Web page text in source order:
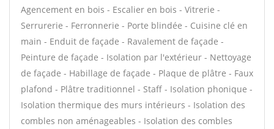
Agencement en bois - Escalier en bois - Vitrerie -
Serrurerie - Ferronnerie - Porte blindée - Cuisine clé en
main - Enduit de façade - Ravalement de façade -
Peinture de façade - Isolation par l'extérieur - Nettoyage
de façade - Habillage de façade - Plaque de plâtre - Faux
plafond - Plâtre traditionnel - Staff - Isolation phonique -
Isolation thermique des murs intérieurs - Isolation des
combles non aménageables - Isolation des combles